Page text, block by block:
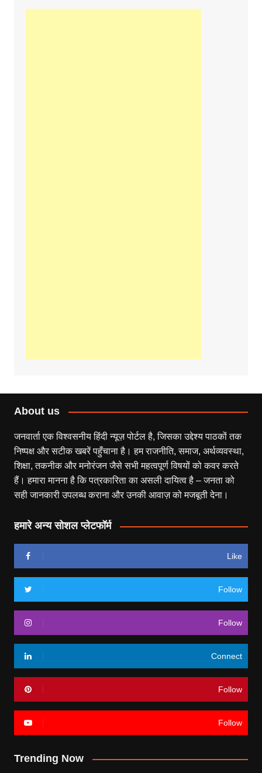
About us
जनवार्ता एक विश्वसनीय हिंदी न्यूज़ पोर्टल है, जिसका उद्देश्य पाठकों तक
निष्पक्ष और सटीक खबरें पहुँचाना है। हम राजनीति, समाज, अर्थव्यवस्था,
शिक्षा, तकनीक और मनोरंजन जैसे सभी महत्वपूर्ण विषयों को कवर करते
हैं। हमारा मानना है कि पत्रकारिता का असली दायित्व है – जनता को
सही जानकारी उपलब्ध कराना और उनकी आवाज़ को मजबूती देना।
हमारे अन्य सोशल प्लेटफॉर्म
Like
Follow
Follow
Connect
Follow
Follow
Trending Now